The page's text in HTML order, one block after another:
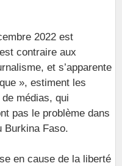
2022 est
contraire aux
et s’apparente
», estiment les
médias, qui
pas le problème dans
Burkina Faso.
en cause de la liberté